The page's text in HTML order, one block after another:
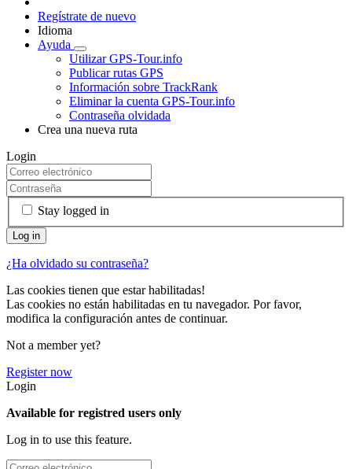
Regístrate de nuevo
Idioma
Ayuda
Utilizar GPS-Tour.info
Publicar rutas GPS
Información sobre TrackRank
Eliminar la cuenta GPS-Tour.info
Contraseña olvidada
Crea una nueva ruta
Login
Stay logged in
¿Ha olvidado su contraseña?
Las cookies tienen que estar habilitadas!
Las cookies no están habilitadas en tu navegador. Por favor,
modifica la configuración antes de continuar.
Not a member yet?
Register now
Login
Available for registred users only
Log in to use this feature.